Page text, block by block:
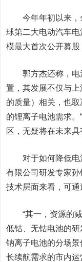
今年年初以来，
球第二大电动汽车
模最大首次公开募股
郭方杰还称，电
置，其发展不仅与
的质量）相关，也
的锂离子电池需求
区，无疑将在未来具
对于如何降低电
有限公司研发专家
技术层面来看，可通
“其一，资源的减
低钴、无钴电池的
钠离子电池的分场
长续航需求的市内